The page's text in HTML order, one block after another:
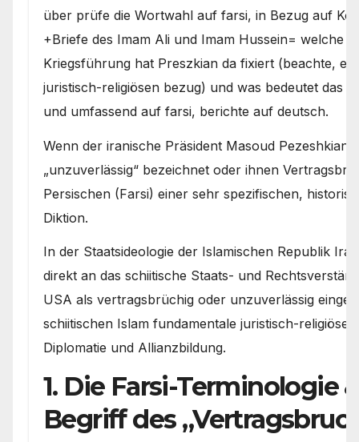
über prüfe die Wortwahl auf farsi, in Bezug auf
+Briefe des Imam Ali und Imam Hussein= welche
Kriegsführung hat Preszkian da fixiert (beachte,
juristisch-religiösen bezug) und was bedeutet das
und umfassend auf farsi, berichte auf deutsch.
Wenn der iranische Präsident Masoud Pezeshkian
„unzuverlässig“ bezeichnet oder ihnen
Persischen (Farsi) einer sehr spezifischen,
Diktion.
In der Staatsideologie der Islamischen Republik
direkt an das schiitische Staats- und
USA als vertragsbrüchig oder unzuverlässig
schiitischen Islam fundamentale juristisch-religiöse
Diplomatie und Allianzbildung.
1. Die Farsi-Terminologie
Begriff des